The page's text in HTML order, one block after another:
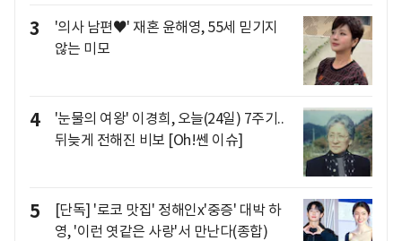
3
'의사 남편♥' 재혼 윤해영, 55세 믿기지
않는 미모
4
'눈물의 여왕' 이경희, 오늘(24일) 7주기..
뒤늦게 전해진 비보 [Oh!쎈 이슈]
5
[단독] '로코 맛집' 정해인x'중증' 대박 하
영, '이런 엿같은 사랑'서 만난다(종합)